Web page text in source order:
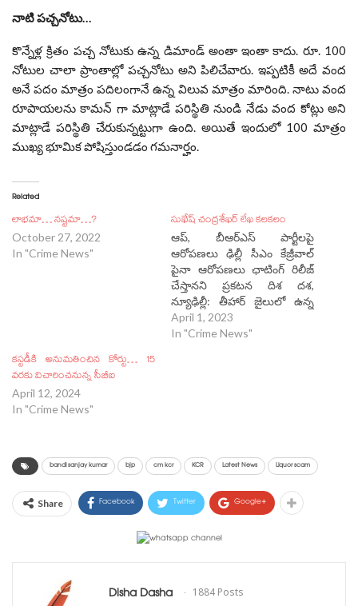
నాటి పచ్చనోటు…
కొన్నేళ్ల క్రితం పచ్చ నోటుకు ఉన్న డిమాండ్ అంతా ఇంతా కాదు. రూ. 100
నోటుల చాలా ప్రాంతాల్లో పచ్చనోటు అని పిలిచేవారు. ఇప్పటికీ అదే వంద
అనే పదం మాత్రం పదిలంగానే ఉన్న విలువ మాత్రం మారింది. నాటు వంద
రూపాయలను కామన్ గా మాట్లాడే పరిస్థితి నుండి నేడు వంద కోట్లు అని
మాట్లాడే పరిస్థితి చేరుకున్నట్టుగా ఉంది. అయితే ఇందులో 100 మాత్రం
ముఖ్య భూమిక పోషిస్తుండడం గమనార్హం.
Related
లాభమా… నష్టమా…?
October 27, 2022
In "Crime News"
సుఖేష్ చంద్రశేఖర్ లేఖ కలకలం
ఆప్, బీఆర్ఎస్ పార్టీలపై
ఆరోపణలు ఢిల్లీ సీఎం కేజ్రీవాల్
పైనా ఆరోపణలు ఛాటింగ్ రిలీజ్
చేస్తానని ప్రకటన దిశ దశ,
న్యూఢిల్లీ: తీహార్ జైలులో ఉన్న
మనీ ల్యాండరింగ్ కేసులో
జ్యుడిషియల్ రిమాండ్ లో ఉన్న
April 1, 2023
In "Crime News"
కస్టడీకి అనుమతించిన కోర్టు… 15
వరకు విచారించనున్న సీబీఐ
April 12, 2024
In "Crime News"
bandi sanjay kumar bjp cm kcr KCR Latest News Liquor scam
Share Facebook Twitter Google+
Disha Dasha 1884 Posts